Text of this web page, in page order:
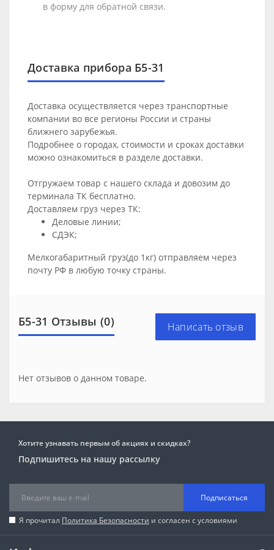
в форму для обратной связи.
Доставка прибора Б5-31
Доставка осуществляется через транспортные
компании во все регионы России и страны
ближнего зарубежья.
Подробнее о городах, стоимости и сроках доставки
можно ознакомиться в разделе доставки.
Отгружаем товар с нашего склада и довозим до
терминала ТК бесплатно.
Доставляем груз через ТК:
Деловые линии;
СДЭК;
Мелкогабаритный груз(до 1кг) отправляем через
почту РФ в любую точку страны.
Б5-31 Отзывы (0) Написать отзыв
Нет отзывов о данном товаре.
Хотите узнавать первым об акциях и скидках?
Подпишитесь на нашу рассылку
Подписаться
Я прочитал Политика Безопасности и согласен с условиями